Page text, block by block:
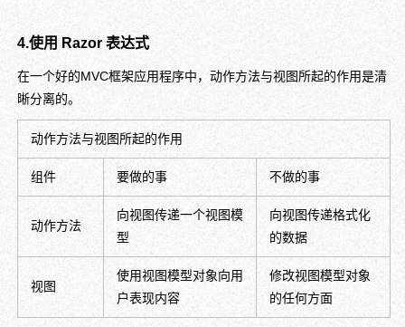
4.使用 Razor 表达式
在一个好的MVC框架应用程序中，动作方法与视图所起的作用是清
晰分离的。
动作方法与视图所起的作用
组件 要做的事 不做的事
动作方法
向视图传递一个视图模
型
向视图传递格式化
的数据
视图
使用视图模型对象向用
户表现内容
修改视图模型对象
的任何方面